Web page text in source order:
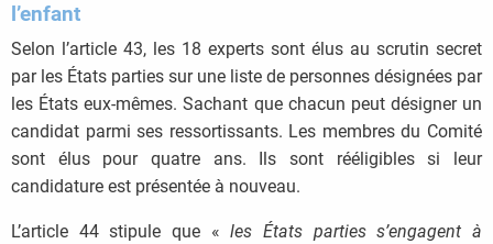
l’enfant
Selon l’article 43, les 18 experts sont élus au scrutin secret
par les États parties sur une liste de personnes désignées par
les États eux-mêmes. Sachant que chacun peut désigner un
candidat parmi ses ressortissants. Les membres du Comité
sont élus pour quatre ans. Ils sont rééligibles si leur
candidature est présentée à nouveau.
L’article 44 stipule que «les États parties s’engagent à